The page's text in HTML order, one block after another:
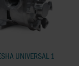
UNIVERSAL 1